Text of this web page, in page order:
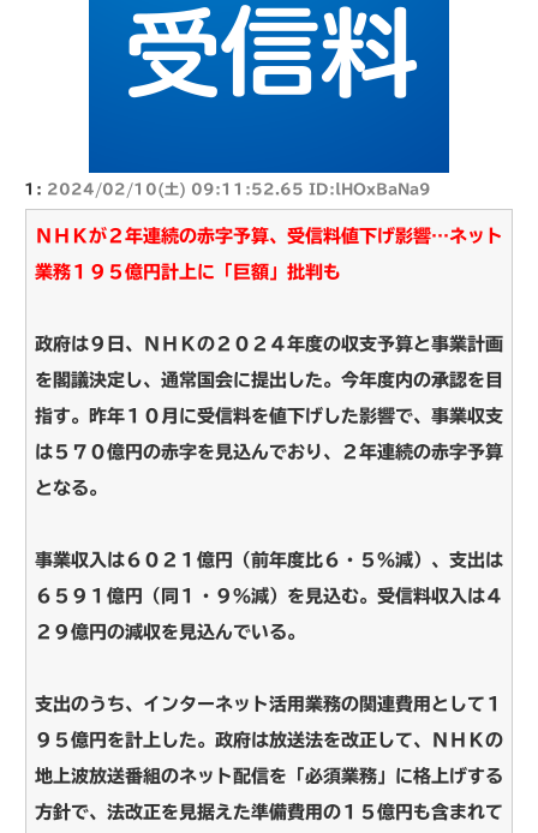
1: 2024/02/10(土) 09:11:52.65 ID:lHOxBaNa9
ＮＨＫが２年連続の赤字予算、受信料値下げ影響…ネット
業務１９５億円計上に「巨額」批判も
政府は９日、ＮＨＫの２０２４年度の収支予算と事業計画
を閣議決定し、通常国会に提出した。今年度内の承認を目
指す。昨年１０月に受信料を値下げした影響で、事業収支
は５７０億円の赤字を見込んでおり、２年連続の赤字予算
となる。
事業収入は６０２１億円（前年度比６・５％減）、支出は
６５９１億円（同１・９％減）を見込む。受信料収入は４
２９億円の減収を見込んでいる。
支出のうち、インターネット活用業務の関連費用として１
９５億円を計上した。政府は放送法を改正して、ＮＨＫの
地上波放送番組のネット配信を「必須業務」に格上げする
方針で、法改正を見据えた準備費用の１５億円も含まれて